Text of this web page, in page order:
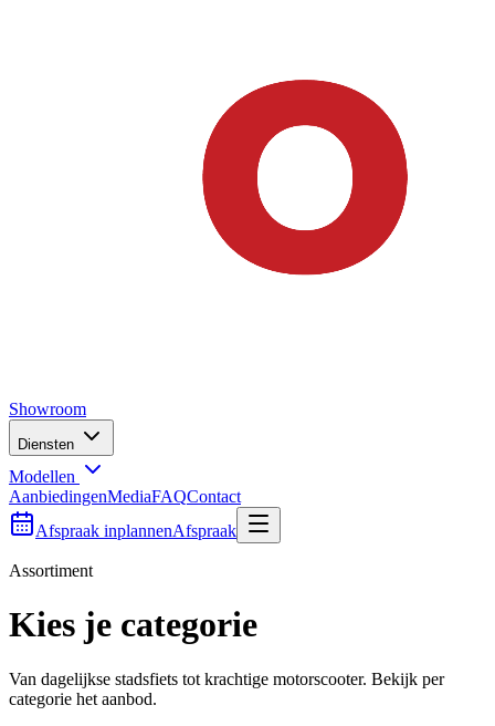
Showroom
Diensten
Modellen
AanbiedingenMediaFAQContact
Afspraak inplannenAfspraak
Assortiment
Kies je categorie
Van dagelijkse stadsfiets tot krachtige motorscooter. Bekijk per
categorie het aanbod.